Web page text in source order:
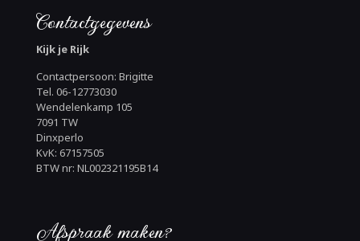
Contactgegevens
Kijk je Rijk
Contactpersoon: Brigitte
Tel. 06-12773030
Wendelenkamp 105
7091 TW
Dinxperlo
KvK: 67157505
BTW nr: NL002321195B14
Afspraak maken?